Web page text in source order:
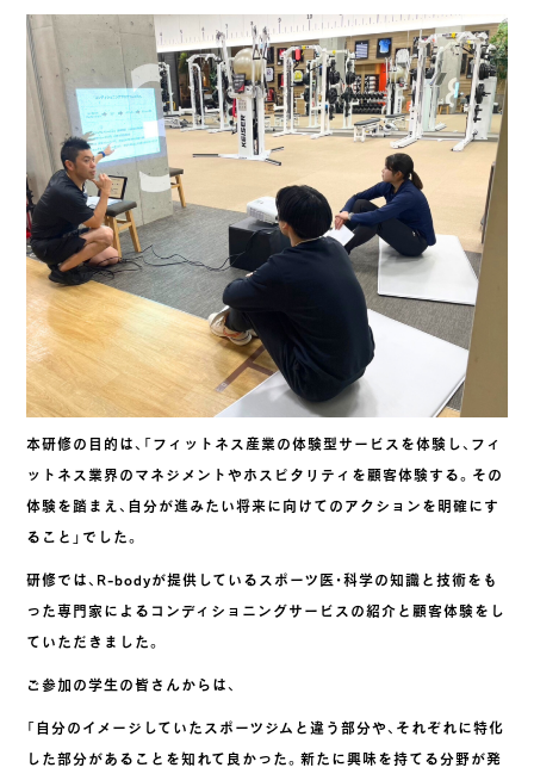
本研修の目的は、「フィットネス産業の体験型サービスを体験し、フィ
ットネス業界のマネジメントやホスピタリティを顧客体験する。その
体験を踏まえ、自分が進みたい将来に向けてのアクションを明確にす
ること」でした。
研修では、R-bodyが提供しているスポーツ医・科学の知識と技術をも
った専門家によるコンディショニングサービスの紹介と顧客体験をし
ていただきました。
ご参加の学生の皆さんからは、
「自分のイメージしていたスポーツジムと違う部分や、それぞれに特化
した部分があることを知れて良かった。新たに興味を持てる分野が発